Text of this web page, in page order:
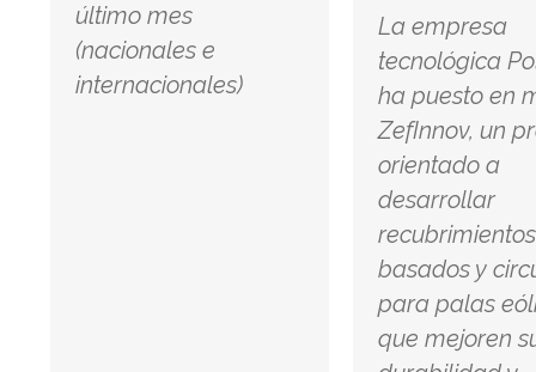
último mes
(nacionales e
internacionales)
La empresa
tecnológica
ha puesto en
ZefInnov, un
orientado a
desarrollar
basados y
para palas
que mejoren